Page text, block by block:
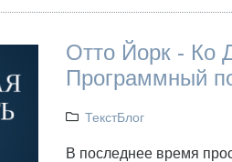
Отто Йорк - Ко
Программный
ТекстБлог
В последнее время